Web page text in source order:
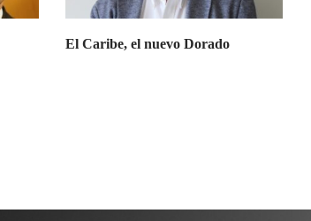
El Caribe, el nuevo Dorado